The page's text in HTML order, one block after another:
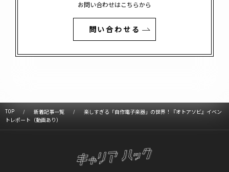
お問い合わせはこちらから
問い合わせる
TOP 新着記事一覧
楽しすぎる「自作電子楽器」の世界！『オトアソビ』イベン
トレポート（動画あり）